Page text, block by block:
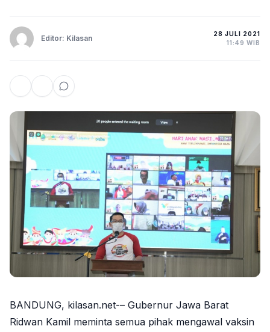
Editor: Kilasan
28 JULI 2021
11:49 WIB
BANDUNG, kilasan.net-– Gubernur Jawa Barat
Ridwan Kamil meminta semua pihak mengawal vaksin